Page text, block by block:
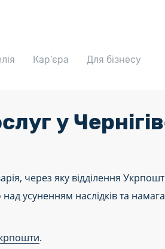
Кар’єра Для бізнесу
у
через яку відділення
усуненням наслідків та
.